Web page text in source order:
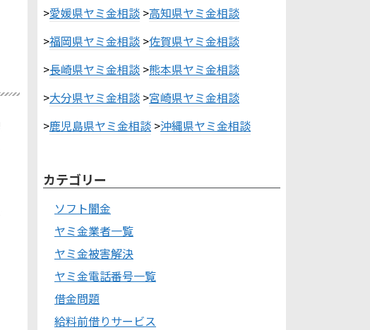
>愛媛県ヤミ金相談 >高知県ヤミ金相談
>福岡県ヤミ金相談 >佐賀県ヤミ金相談
>長崎県ヤミ金相談 >熊本県ヤミ金相談
>大分県ヤミ金相談 >宮崎県ヤミ金相談
>鹿児島県ヤミ金相談 >沖縄県ヤミ金相談
カテゴリー
ソフト闇金
ヤミ金業者一覧
ヤミ金被害解決
ヤミ金電話番号一覧
借金問題
給料前借りサービス